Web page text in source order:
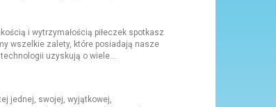
i wytrzymałością piłeczek spotkasz
wszelkie zalety, które posiadają nasze
uzyskują o wiele...
jednej, swojej, wyjątkowej,